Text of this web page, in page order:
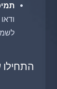
התחילו